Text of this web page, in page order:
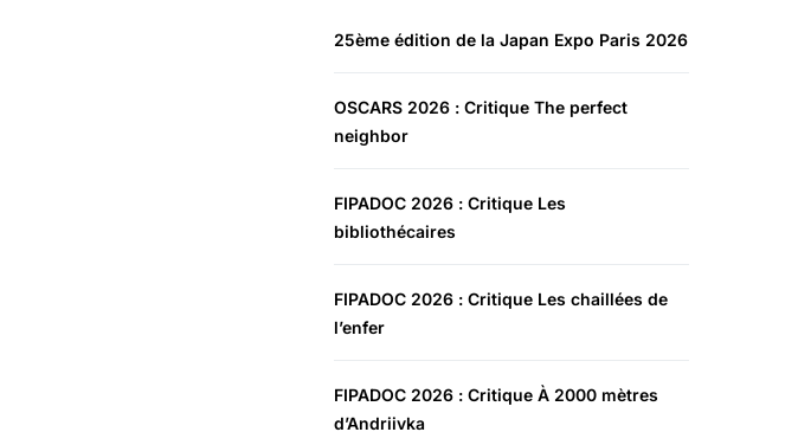
25ème édition de la Japan Expo Paris 2026
OSCARS 2026 : Critique The perfect
neighbor
FIPADOC 2026 : Critique Les
bibliothécaires
FIPADOC 2026 : Critique Les chaillées de
l’enfer
FIPADOC 2026 : Critique À 2000 mètres
d’Andriivka